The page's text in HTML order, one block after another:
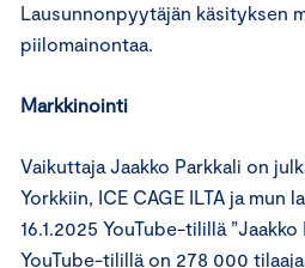
Lausunnonpyytäjän käsityksen
piilomainontaa.
Markkinointi
Vaikuttaja Jaakko Parkkali on
Yorkkiin, ICE CAGE ILTA ja mun
16.1.2025 YouTube-tilillä
YouTube-tilillä on 278 000